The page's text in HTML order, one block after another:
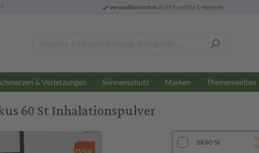
3 versandkostenfreiab 29 € und für E-Rezepte
& Verletzungen Sonnenschutz Marken Themenwelten
60 St Inhalationspulver
3X60 St